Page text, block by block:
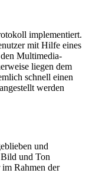
implementiert.
mit Hilfe eines
Multimedia-
liegen dem
schnell einen
werden
und
und Ton
Rahmen der